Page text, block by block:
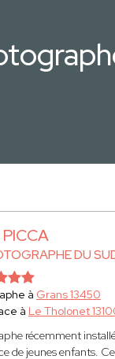
DU
à Grans 13450
à Le Tholonet
récemment
de jeunes enfants.